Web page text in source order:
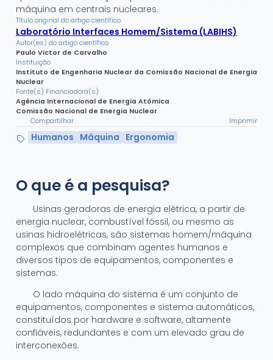
máquina em centrais nucleares.
Título original do artigo científico
Laboratório Interfaces Homem/Sistema (LABIHS)
Autor(es) do artigo científico
Paulo Victor de Carvalho
Instituição
Instituto de Engenharia Nuclear da Comissão Nacional de Energia
Nuclear
Fonte(s) Financiadora(s)
Agência Internacional de Energia Atômica
Comissão Nacional de Energia Nuclear
Compartilhar
Imprimir
Humanos Máquina Ergonomia
O que é a pesquisa?
Usinas geradoras de energia elétrica, a partir de
energia nuclear, combustível fóssil, ou mesmo as
usinas hidroelétricas, são sistemas homem/máquina
complexos que combinam agentes humanos e
diversos tipos de equipamentos, componentes e
sistemas.
O lado máquina do sistema é um conjunto de
equipamentos, componentes e sistema automáticos,
constituídos por hardware e software, altamente
confiáveis, redundantes e com um elevado grau de
interconexões.